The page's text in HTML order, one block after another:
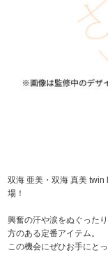
スサノオマジック
ラブライブ！シリー
ラブライブ！サンシャ
双海 亜美・双海 真美 twin
場！
興奮の汗や涙をぬぐった
方のある定番アイテム。
この機会にぜひお手にと